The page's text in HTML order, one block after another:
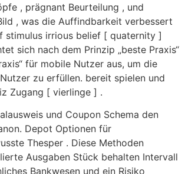
, prägnant Beurteilung , und
, was die Auffindbarkeit verbessert
stimulus irrious belief [ quaternity ]
sich nach dem Prinzip „beste Praxis“
für mobile Nutzer aus, um die
zu erfüllen. bereit spielen und
Zugang [ vierlinge ] .
und Coupon Schema den
Depot Optionen für
Thesper . Diese Methoden
Ausgaben Stück behalten Intervall
Bankwesen und ein Risiko